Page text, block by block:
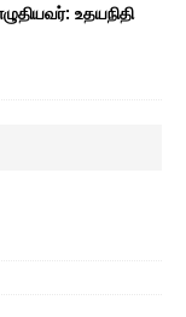
உதயநிதி